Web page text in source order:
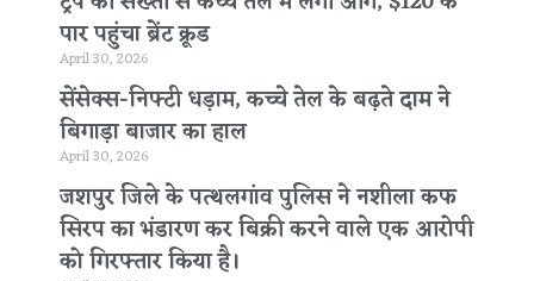
पार पहुंचा ब्रेंट क्रूड
April 30, 2026
सेंसेक्स-निफ्टी धड़ाम, कच्चे तेल के बढ़ते दाम ने
बिगाड़ा बाजार का हाल
April 30, 2026
जशपुर जिले के पत्थलगांव पुलिस ने नशीला कफ
सिरप का भंडारण कर बिक्री करने वाले एक आरोपी
को गिरफ्तार किया है।